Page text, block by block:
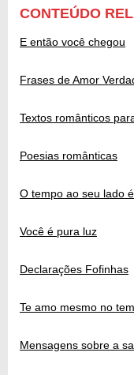
CONTEÚDO
E então você chegou
Frases de Amor
Textos românticos
Poesias românticas
O tempo ao seu lado
Você é pura luz
Declarações Fofinhas
Te amo mesmo no
Mensagens sobre a